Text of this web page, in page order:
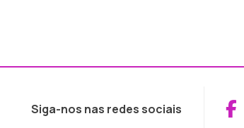
Siga-nos nas redes sociais